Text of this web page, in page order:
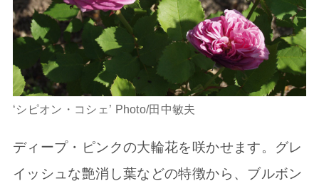
‘シピオン・コシェ’ Photo/田中敏夫
ディープ・ピンクの大輪花を咲かせます。グレ
イッシュな艶消し葉などの特徴から、ブルボン